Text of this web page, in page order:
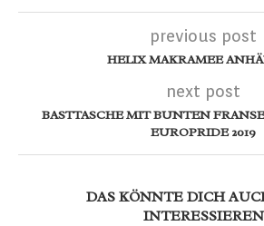
previous post
HELIX MAKRAMEE
next post
BASTTASCHE MIT BUNTEN
EUROPRIDE 2019
DAS KÖNNTE DICH
INTERESSIEREN